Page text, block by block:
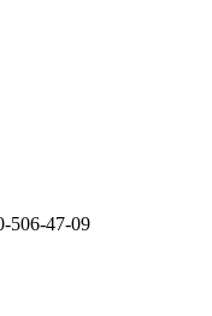
506-47-09